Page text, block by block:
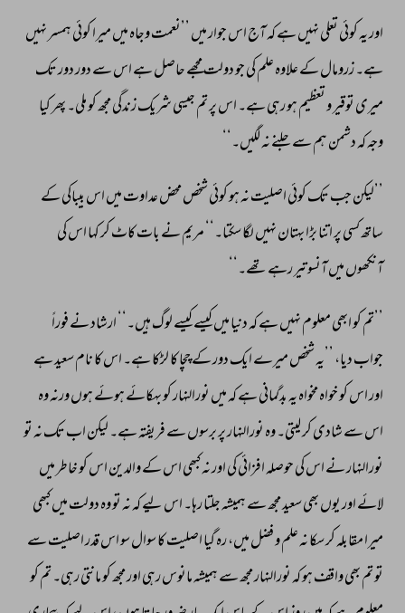
اور یہ کوئی تعلی نہیں ہے کہ آج اس جوار میں ’’نعمت وجاہ میں میرا کوئی ہمسر نہیں
ہے۔ زرومال کے علاوہ علم کی جو دولت مجھے حاصل ہے اس سے دور دور تک
میری توقیر و تعظیم ہو رہی ہے۔ اس پر تم جیسی شریک زندگی مجھ کو ملی۔ پھر کیا
وجہ کہ دشمن ہم سے جلنے نہ لگیں۔‘‘
’’لیکن جب تک کوئی اصلیت نہ ہو کوئی شخص محض عداوت میں اس بیباکی کے
ساتھ کسی پر اتنا بڑا بہتان نہیں لگا سکتا۔‘‘ مریم نے بات کاٹ کر کہا اس کی
آنکھوں میں آنسو تیر رہے تھے۔‘‘
’’تم کو ابھی معلوم نہیں ہے کہ دنیا میں کیسے کیسے لوگ ہیں۔‘‘ ارشاد نے فوراً
جواب دیا، ’’یہ شخص میرے ایک دور کے چچا کا لڑکا ہے۔ اس کا نام سعید ہے
اور اس کو خواہ مخواہ یہ بدگمانی ہے کہ میں نورالنہار کو بہکائے ہوئے ہوں ورنہ وہ
اس سے شادی کر لیتی۔ وہ نورالنہار پر برسوں سے فریفتہ ہے۔ لیکن اب تک نہ تو
نورالنہار نے اس کی حوصلہ افزائی کی اور نہ کبھی اس کے والدین اس کو خاطر میں
لائے اور یوں بھی سعید مجھ سے ہمیشہ جلتا رہا۔ اس لیے کہ نہ تو وہ دولت میں کبھی
میرا مقابلہ کر سکا نہ علم و فضل میں، رہ گیا اصلیت کا سوال سو اس قدر اصلیت سے
تو تم بھی واقف ہو کہ نورالنہار مجھ سے ہمیشہ مانوس رہی اور مجھ کو مانتی رہی۔ تم کو